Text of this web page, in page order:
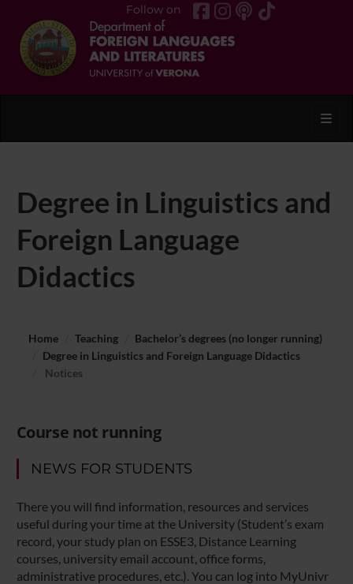
Follow on
Degree in Linguistics and
Foreign Language
Didactics
Home Teaching
Bachelor’s degrees (no longer running)
Degree in Linguistics and Foreign Language Didactics
Notices
Course not running
NEWS FOR STUDENTS
There you will find information, resources and services
useful during your time at the University (Student’s exam
record, your study plan on ESSE3, Distance Learning
courses, university email account, office forms,
administrative procedures, etc.). You can log into MyUnivr